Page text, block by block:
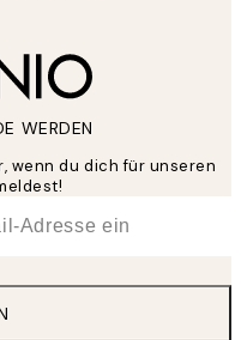
WERDEN
wenn du dich für unseren